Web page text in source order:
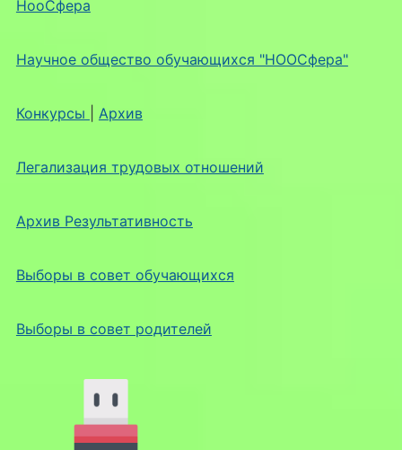
НооСфера
Научное общество обучающихся "НООСфера"
Конкурсы Архив
Легализация трудовых отношений
Архив Результативность
Выборы в совет обучающихся
Выборы в совет родителей